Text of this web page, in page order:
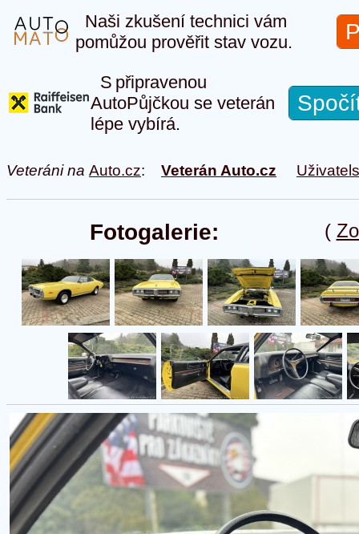
Naši zkušení technici vám
pomůžou prověřit stav vozu.
S připravenou
AutoPůjčkou se veterán
lépe vybírá.
Veteráni na Auto.cz: Veterán Auto.cz
(
Fotogalerie: